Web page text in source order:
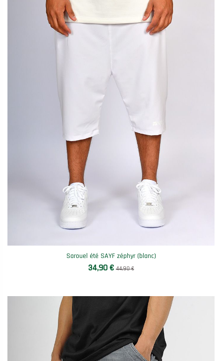
Sarouel été SAYF zéphyr (blanc)
34,90 €44,90 €